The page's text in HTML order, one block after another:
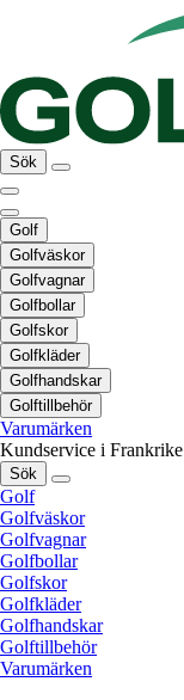
Sök
Golf
Golfväskor
Golfvagnar
Golfbollar
Golfskor
Golfkläder
Golfhandskar
Golftillbehör
Varumärken
Kundservice i Frankrike
Sök
Golf
Golfväskor
Golfvagnar
Golfbollar
Golfskor
Golfkläder
Golfhandskar
Golftillbehör
Varumärken